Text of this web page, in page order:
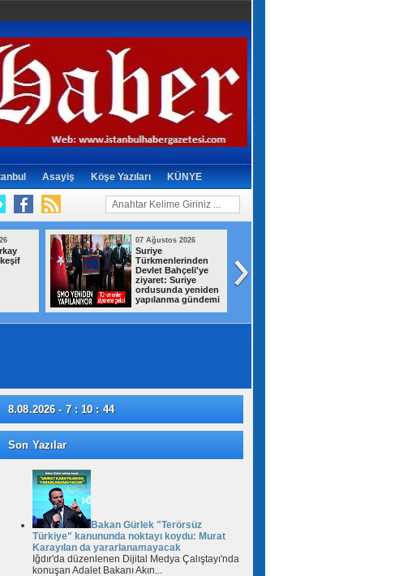
Asayiş Köşe Yazıları KÜNYE
07 Ağustos 2026
Suriye
Türkmenlerinden
Devlet Bahçeli'ye
ziyaret: Suriye
ordusunda yeniden
yapılanma gündemi
8.08.2026 - 7 : 10 : 45
Son Yazılar
Bakan Gürlek "Terörsüz
Türkiye" kanununda noktayı koydu: Murat
Karayılan da yararlanamayacak
Iğdır'da düzenlenen Dijital Medya Çalıştayı'nda
konuşan Adalet Bakanı Akın...